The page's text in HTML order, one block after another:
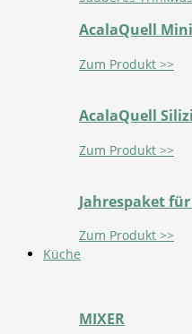
AcalaQuell
Zum Produkt >>
AcalaQuell
Zum Produkt >>
Jahrespaket
Zum Produkt >>
Küche
MIXER